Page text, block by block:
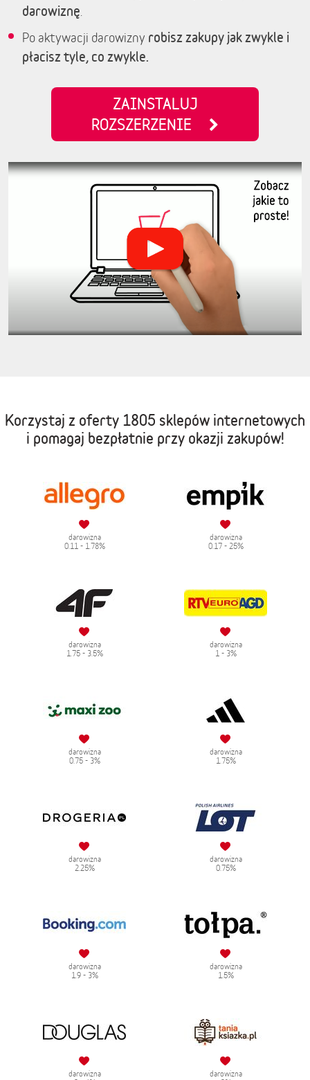
darowiznę
Po aktywacji darowizny robisz zakupy jak zwykle i
płacisz tyle, co zwykle.
ZAINSTALUJ
ROZSZERZENIE
Korzystaj z oferty 1805 sklepów internetowych
i pomagaj bezpłatnie przy okazji zakupów!
darowizna
0.11 - 1.78%
darowizna
0.17 - 25%
darowizna
1.75 - 3.5%
darowizna
1 - 3%
darowizna
0.75 - 3%
darowizna
1.75%
darowizna
2.25%
darowizna
0.75%
darowizna
1.9 - 3%
darowizna
1.5%
darowizna
darowizna